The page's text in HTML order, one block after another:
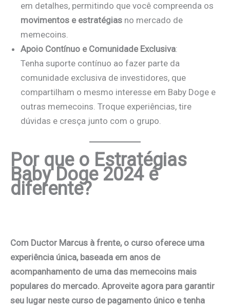
em detalhes, permitindo que você compreenda os
movimentos e estratégias no mercado de
memecoins.
Apoio Contínuo e Comunidade Exclusiva:
Tenha suporte contínuo ao fazer parte da
comunidade exclusiva de investidores, que
compartilham o mesmo interesse em Baby Doge e
outras memecoins. Troque experiências, tire
dúvidas e cresça junto com o grupo.
Por que o Estratégias
Baby Doge 2024 é
diferente?
Com Ductor Marcus à frente, o curso oferece uma
experiência única, baseada em anos de
acompanhamento de uma das memecoins mais
populares do mercado. Aproveite agora para garantir
seu lugar neste curso de pagamento único e tenha